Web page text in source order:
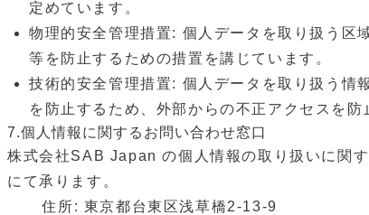
定めています。
物理的安全管理措置: 個⼈データを取り扱う区
等を防⽌するための措置を講じています。
技術的安全管理措置: 個⼈データを取り扱う情
を防⽌するため、外部からの不正アクセスを
7.個⼈情報に関するお問い合わせ窓⼝
株式会社SAB Japan の個⼈情報の取り扱いに関
にて承ります。
住所: 東京都台東区浅草橋2-13-9